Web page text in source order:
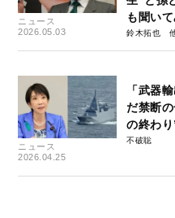
ニュース
2026.05.03
も聞い
鈴木拓也
ニュース
2026.04.25
「武器
だ禁断
の終わ
不破聡